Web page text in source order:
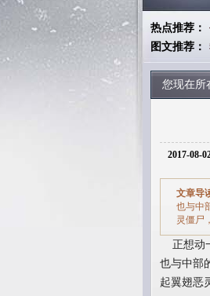
热点推荐：
图文推荐：
您现在所
2017-08-
文章导
也与中
灵僵尸
正想动
也与中部
起翼翅恶